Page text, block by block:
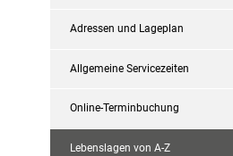
Adressen und Lageplan
Allgemeine Servicezeiten
Online-Terminbuchung
Lebenslagen von A-Z